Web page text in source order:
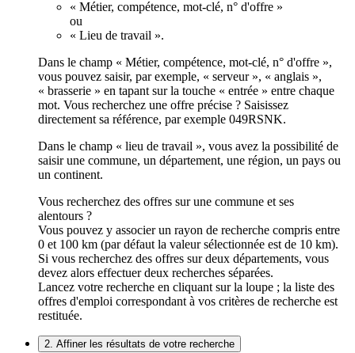
« Métier, compétence, mot-clé, n° d'offre »
ou
« Lieu de travail ».
Dans le champ « Métier, compétence, mot-clé, n° d'offre »,
vous pouvez saisir, par exemple, « serveur », « anglais »,
« brasserie » en tapant sur la touche « entrée » entre chaque
mot. Vous recherchez une offre précise ? Saisissez
directement sa référence, par exemple 049RSNK.
Dans le champ « lieu de travail », vous avez la possibilité de
saisir une commune, un département, une région, un pays ou
un continent.
Vous recherchez des offres sur une commune et ses
alentours ?
Vous pouvez y associer un rayon de recherche compris entre
0 et 100 km (par défaut la valeur sélectionnée est de 10 km).
Si vous recherchez des offres sur deux départements, vous
devez alors effectuer deux recherches séparées.
Lancez votre recherche en cliquant sur la loupe ; la liste des
offres d'emploi correspondant à vos critères de recherche est
restituée.
2. Affiner les résultats de votre recherche